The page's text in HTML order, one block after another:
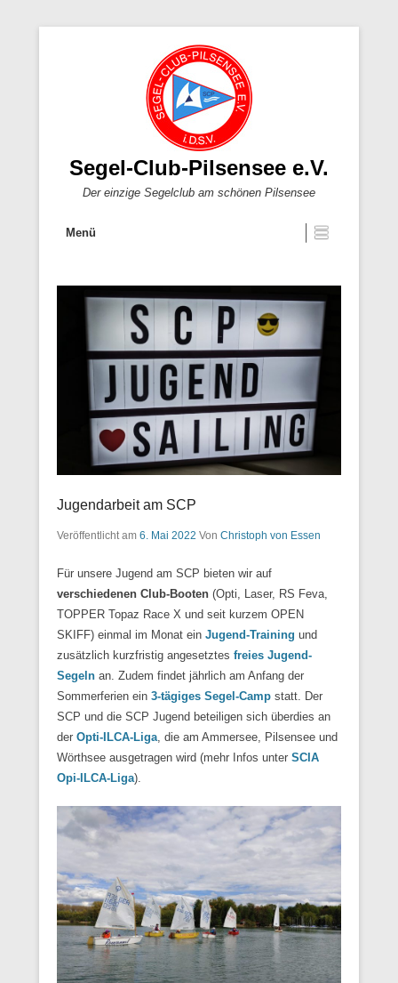
Segel-Club-Pilsensee e.V.
Der einzige Segelclub am schönen Pilsensee
Menü
Jugendarbeit am SCP
Veröffentlicht am 6. Mai 2022 Von Christoph von Essen
Für unsere Jugend am SCP bieten wir auf
verschiedenen Club-Booten (Opti, Laser, RS Feva,
TOPPER Topaz Race X und seit kurzem OPEN
SKIFF) einmal im Monat ein Jugend-Training und
zusätzlich kurzfristig angesetztes freies Jugend-
Segeln an. Zudem findet jährlich am Anfang der
Sommerferien ein 3-tägiges Segel-Camp statt. Der
SCP und die SCP Jugend beteiligen sich überdies an
der Opti-ILCA-Liga , die am Ammersee, Pilsensee und
Wörthsee ausgetragen wird (mehr Infos unter SCIA
Opi-ILCA-Liga).